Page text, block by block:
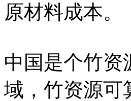
原材料成本。
中国是个竹资
域，竹资源可